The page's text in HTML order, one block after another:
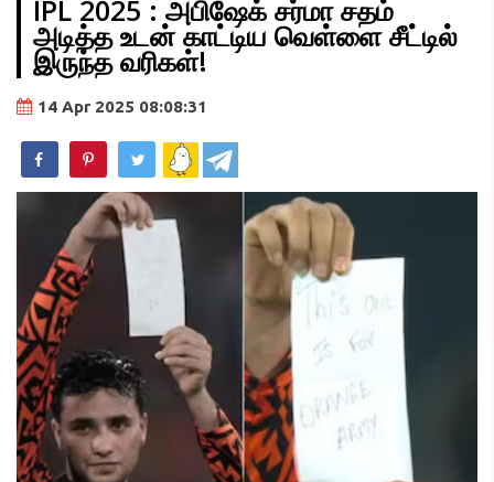
IPL 2025 : அபிஷேக் சர்மா சதம்
அடித்த உடன் காட்டிய வெள்ளை சீட்டில்
இருந்த வரிகள்!
14 Apr 2025 08:08:31